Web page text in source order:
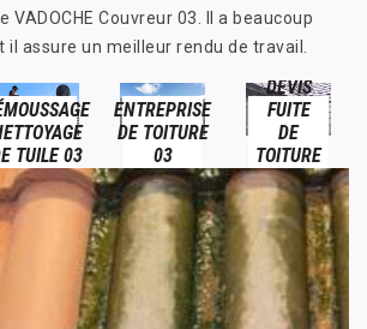
VADOCHE Couvreur 03. Il a beaucoup
assure un meilleur rendu de travail.
TUILE 03
ENTREPRISE
DE TOITURE
03
DEVIS
FUITE
DE
TOITURE
03